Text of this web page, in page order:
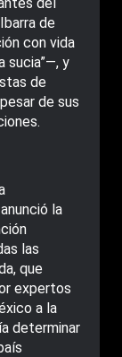
de
con vida
sucia”—, y
de
de sus
la
las
que
expertos
a la
determinar